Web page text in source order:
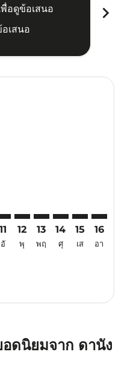
อดูข้อเสนอ
เสนอ
chevron_right
11
อั
12
พุ
13
พฤ
14
ศุ
15
เส
16
อา
อดนิยมจาก ดานัง